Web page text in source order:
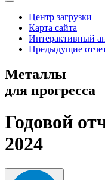
Центр загрузки
Карта сайта
Интерактивный
Предыдущие
Металлы
для прогресса
Годовой
2024